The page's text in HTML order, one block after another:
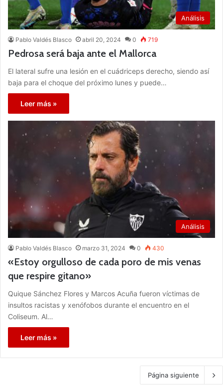
Análisis
Pablo Valdés Blasco abril 20, 2024 0 719
Pedrosa será baja ante el Mallorca
El lateral sufre una lesión en el cuádriceps derecho, siendo así
baja para el choque del próximo lunes y puede…
Leer más »
Análisis
Pablo Valdés Blasco marzo 31, 2024 0 430
«Estoy orgulloso de cada poro de mis venas
que respire gitano»
Quique Sánchez Flores y Marcos Acuña fueron víctimas de
insultos racistas y xenófobos durante el encuentro en el
Coliseum. Al…
Leer más »
Página siguiente